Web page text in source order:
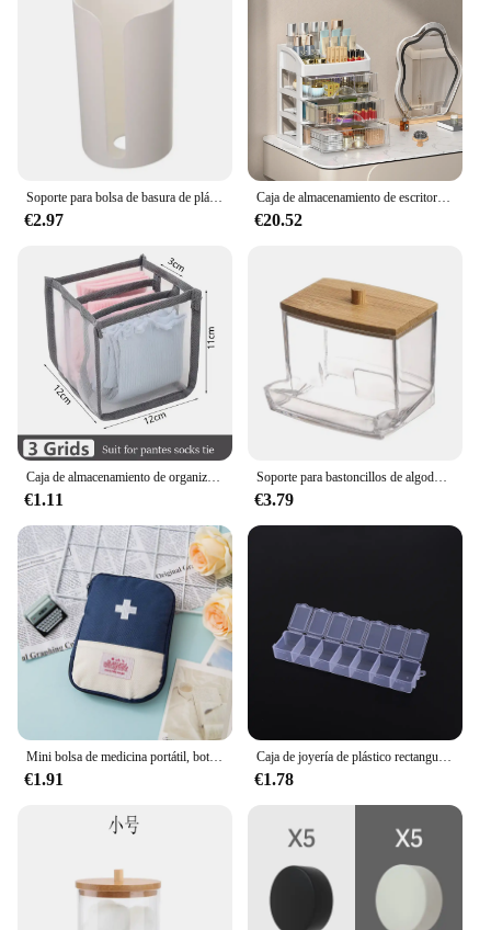
Soporte para bolsa de basura de plástico sin clavos para colgar en la pared, caja de almacenamiento para bolsa de basura montada, contenedor de almohadilla de algodón para el hogar, cocina y baño
€2.97
Caja de almacenamiento de escritorio, cajón de almacenamiento, decoración para el cabello, gabinete de almacenamiento multicapa, caja de joyería y cosméticos, papelería multifuncional
€20.52
Caja de almacenamiento de organización de pantalones vaqueros, organizador de armario, sistema de organización de ropa, organizadores de cajones, gabinete, organizador de almacenamiento de pantalones
€1.11
Soporte para bastoncillos de algodón, dispensador de bastoncillos con tapas de bambú, tarros de almacenamiento para baño de bambú, contenedores de almacenamiento de plástico transparente, 1 Uds.
€3.79
Mini bolsa de medicina portátil, botiquín de primeros auxilios de viaje, bolsa de medicina, bolsa de almacenamiento, botiquín de supervivencia, caja de medicina, emergencia al aire libre, Camping
€1.91
Caja de joyería de plástico rectangular de 28 rejillas, caja de almacenamiento con compartimentos, joyería, pendiente, cuentas, organizador de contenedores de exhibición artesanal
€1.78